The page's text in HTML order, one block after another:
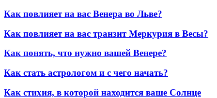
Как повлияет на вас Венера во Льве?
Как повлияет на вас транзит Меркурия в Весы?
Как понять, что нужно вашей Венере?
Как стать астрологом и с чего начать?
Как стихия, в которой находится ваше Солнце